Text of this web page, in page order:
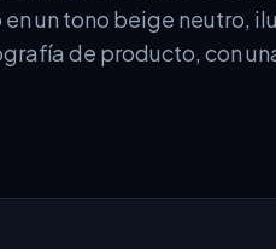
un tono beige neutro,
de producto, con